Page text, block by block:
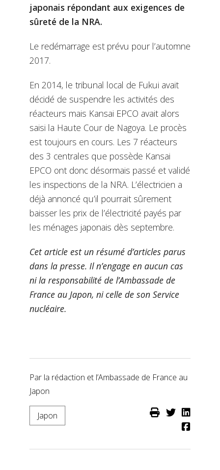
japonais répondant aux exigences de
sûreté de la NRA.
Le redémarrage est prévu pour l’automne
2017.
En 2014, le tribunal local de Fukui avait
décidé de suspendre les activités des
réacteurs mais Kansai EPCO avait alors
saisi la Haute Cour de Nagoya. Le procès
est toujours en cours. Les 7 réacteurs
des 3 centrales que possède Kansai
EPCO ont donc désormais passé et validé
les inspections de la NRA. L’électricien a
déjà annoncé qu’il pourrait sûrement
baisser les prix de l’électricité payés par
les ménages japonais dès septembre.
Cet article est un résumé d’articles parus
dans la presse. Il n’engage en aucun cas
ni la responsabilité de l’Ambassade de
France au Japon, ni celle de son Service
nucléaire.
Par la rédaction et l’Ambassade de France au
Japon
Japon